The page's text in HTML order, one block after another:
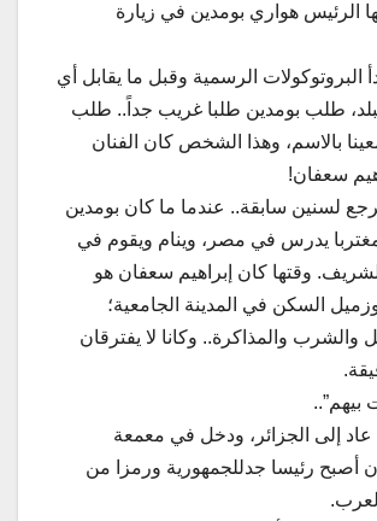
الرئيس هواري بومدين في زيارة
البروتوكولات الرسمية وقبل ما يقابل أي
طلب بومدين طلبا غريب جداً.. طلب
بالاسم، وهذا الشخص كان الفنان
سعفان!
لسنين سابقة.. عندما ما كان بومدين
مغتربا يدرس في مصر، وينام ويقوم في
وقتها كان إبراهيم سعفان هو
السكن في المدينة الجامعية؛
والشرب والمذاكرة.. وكانا لا يفترقان
بيهم”..
إلى الجزائر، ودخل في معمعة
أصبح رئيسا جدللجمهورية ورمزا من